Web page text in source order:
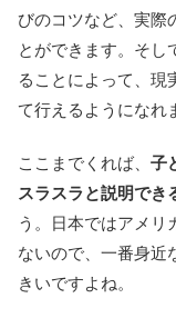
びのコツなど、実際
とができます。そし
ることによって、現
て行えるようになれ
ここまでくれば、 子
スラスラと説明でき
う。日本ではアメリ
ないので、一番身近
きいですよね。